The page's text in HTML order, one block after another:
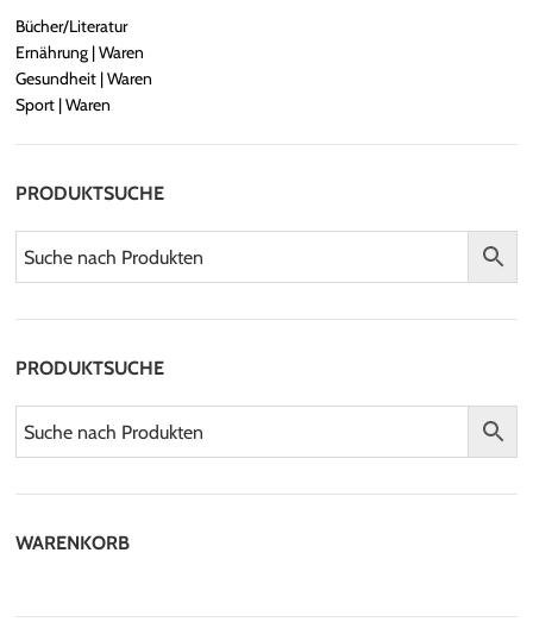
Bücher/Literatur
Ernährung | Waren
Gesundheit | Waren
Sport | Waren
PRODUKTSUCHE
PRODUKTSUCHE
WARENKORB